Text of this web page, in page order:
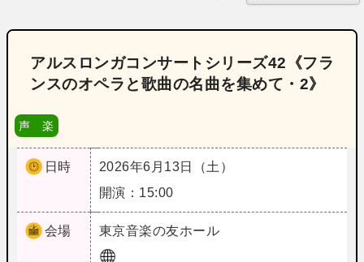
アルスロンガコンサートシリーズ42《フラ
ンスのオペラと歌曲の名曲を集めて・2》
声 楽
日時
2026年6月13日（土）
開演：15:00
会場 東京音楽の友ホール